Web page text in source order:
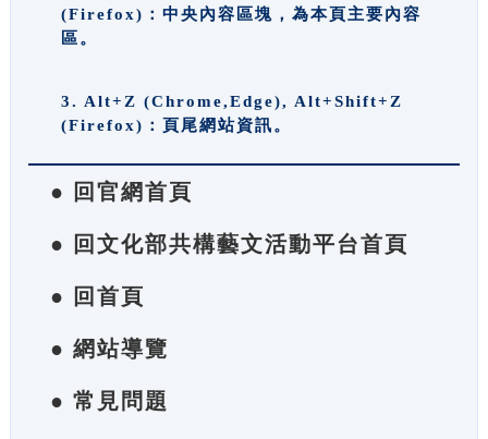
(Firefox)：中央內容區塊，為本頁主要內容
區。
3. Alt+Z (Chrome,Edge), Alt+Shift+Z
(Firefox)：頁尾網站資訊。
● 回官網首頁
● 回文化部共構藝文活動平台首頁
● 回首頁
● 網站導覽
● 常見問題